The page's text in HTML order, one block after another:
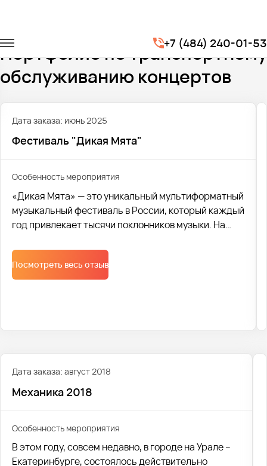
+7 (484) 240-01-53
Транспорт на концерты
Портфолио по транспортному
обслуживанию концертов
Дата заказа: июнь 2025
Фестиваль "Дикая Мята"
Особенность мероприятия
«Дикая Мята» — это уникальный мультиформатный
музыкальный фестиваль в России, который каждый
год привлекает тысячи поклонников музыки. На
любимые артисты, так и свежие имена, которые
только начинают завоевывать сердца слушателей.
Мы с гордостью отмечаем, что в этом году нам
Посмотреть весь отзыв
Дата заказа: август 2018
Механика 2018
Особенность мероприятия
В этом году, совсем недавно, в городе на Урале –
Екатеринбурге, состоялось действительно